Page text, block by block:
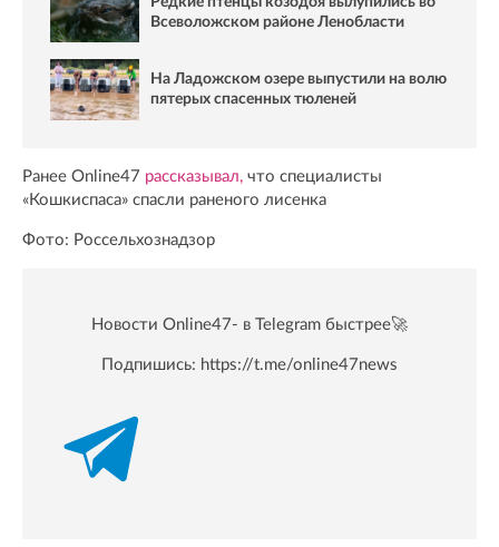
Всеволожском районе Ленобласти
На Ладожском озере выпустили на волю
пятерых спасенных тюленей
Ранее Online47 рассказывал, что специалисты
«Кошкиспаса» спасли раненого лисенка
Фото: Россельхознадзор
Новости Online47- в Telegram быстрее🚀
Подпишись: https://t.me/online47news